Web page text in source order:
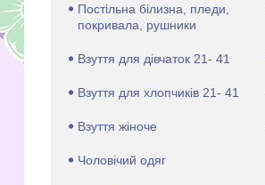
Постільна білизна, пледи,
покривала, рушники
Взуття для дівчаток 21- 41
Взуття для хлопчиків 21- 41
Взуття жіноче
Чоловічий одяг